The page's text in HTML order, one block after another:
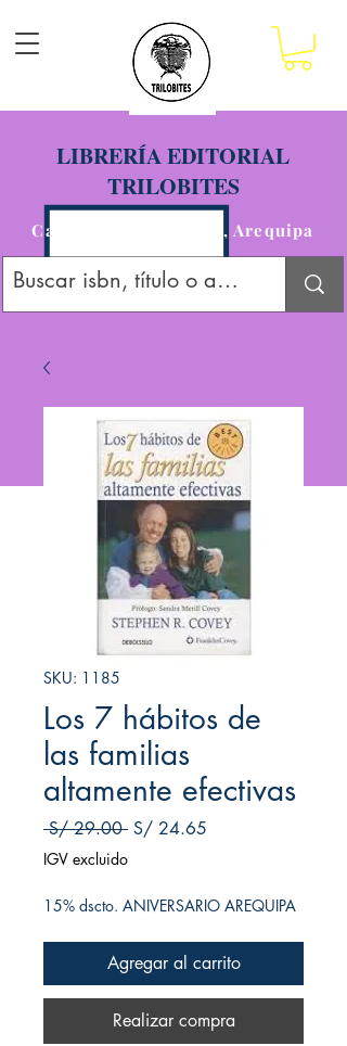
LIBRERÍA EDITORIAL
TRILOBITES
Calle San Agustín 201, Arequipa
SKU: 1185
Los 7 hábitos de
las familias
altamente efectivas
S/ 29.00 Precio
S/ 24.65
IGV excluido
15% dscto. ANIVERSARIO AREQUIPA
Agregar al carrito
Realizar compra